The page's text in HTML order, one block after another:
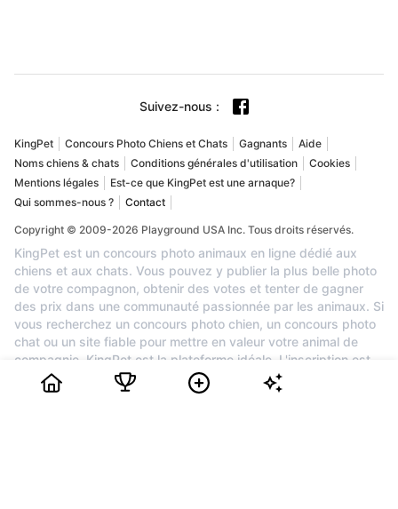
Suivez-nous :
KingPet Concours Photo Chiens et Chats Gagnants
Aide
Noms chiens & chats
Conditions générales d'utilisation
Cookies
Mentions légales
Est-ce que KingPet est une arnaque?
Qui sommes-nous ?
Contact
Copyright © 2009-2026 Playground USA Inc. Tous droits réservés.
KingPet est un concours photo animaux en ligne dédié aux
chiens et aux chats. Vous pouvez y publier la plus belle photo
de votre compagnon, obtenir des votes et tenter de gagner
des prix dans une communauté passionnée par les animaux. Si
vous recherchez un concours photo chien, un concours photo
chat ou un site fiable pour mettre en valeur votre animal de
compagnie, KingPet est la plateforme idéale. L'inscription est
gratuite : créez votre profil, ajoutez les photos de votre animal,
partagez sa page avec vos proches et suivez sa place dans le